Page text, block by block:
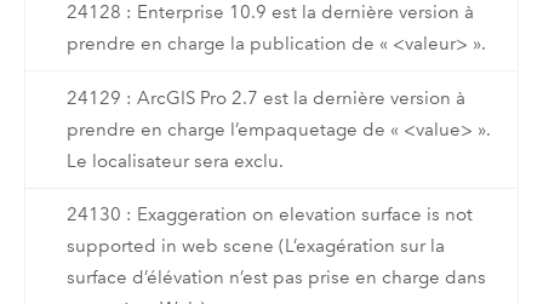
24128 : Enterprise 10.9 est la dernière version à
prendre en charge la publication de « <valeur> ».
24129 : ArcGIS Pro 2.7 est la dernière version à
prendre en charge l’empaquetage de « <value> ».
Le localisateur sera exclu.
24130 : Exaggeration on elevation surface is not
supported in web scene (L’exagération sur la
surface d’élévation n’est pas prise en charge dans